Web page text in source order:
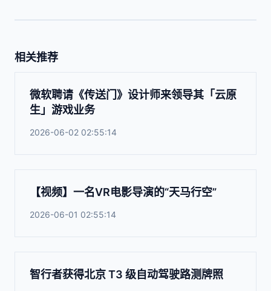
相关推荐
微软聘请《传送门》设计师来领导其「云原
生」游戏业务
2026-06-02 02:55:14
【视频】一名VR电影导演的“天马行空”
2026-06-01 02:55:14
智行者获得北京 T3 级自动驾驶路测牌照